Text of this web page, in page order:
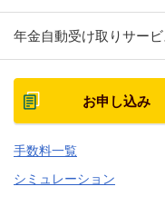
年金自動受け取りサービ
お申し込み
手数料一覧
シミュレーション